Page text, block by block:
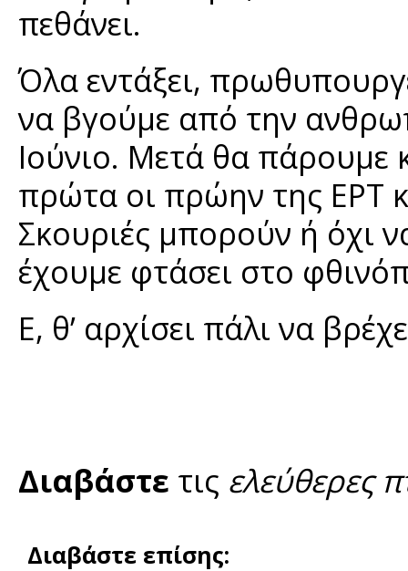
πεθάνει.
Όλα εντάξει,
να βγούμε από την
Ιούνιο. Μετά θα πάρουμε
πρώτα οι πρώην της ΕΡΤ
Σκουριές μπορούν ή όχι
έχουμε φτάσει στο
Ε, θ’ αρχίσει πάλι να
Διαβάστε τις ελεύθερες
Διαβάστε επίσης: